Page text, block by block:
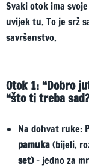
Svaki otok ima
uvijek tu. To je srž
savršenstvo.
Otok 1: “Dobro
“što ti treba
Na dohvat ruke:
pamuka(bijeli,
set)– jedno za